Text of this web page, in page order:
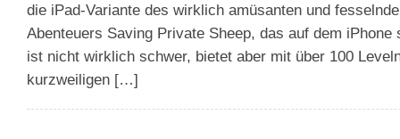
die iPad-Variante des wirklich amüsanten und
Abenteuers Saving Private Sheep, das auf dem iPhone
ist nicht wirklich schwer, bietet aber mit über 100
kurzweiligen […]